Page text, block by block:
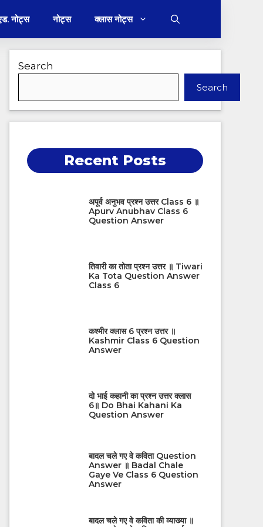
नोट्स नोट्स क्लास नोट्स
Search
Search
Recent Posts
अपूर्व अनुभव प्रश्न उत्तर Class 6 ॥
Apurv Anubhav Class 6
Question Answer
तिवारी का तोता प्रश्न उत्तर ॥ Tiwari
Ka Tota Question Answer
Class 6
कश्मीर क्लास 6 प्रश्न उत्तर ॥
Kashmir Class 6 Question
Answer
दो भाई कहानी का प्रश्न उत्तर क्लास
6॥ Do Bhai Kahani Ka
Question Answer
बादल चले गए वे कविता Question
Answer ॥ Badal Chale
Gaye Ve Class 6 Question
Answer
बादल चले गए वे कविता की व्याख्या ॥